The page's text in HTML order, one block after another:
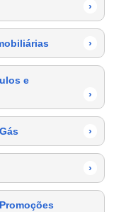
›
›
e
›
›
›